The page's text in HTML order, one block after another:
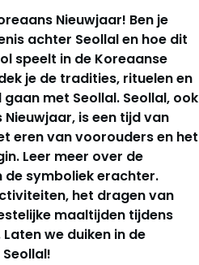
Nieuwjaar! Ben je
achter Seollal en hoe dit
speelt in de Koreaanse
je de tradities, rituelen en
met Seollal. Seollal, ook
is een tijd van
eren van voorouders en het
Leer meer over de
de symboliek erachter.
het dragen van
maaltijden tijdens
we duiken in de